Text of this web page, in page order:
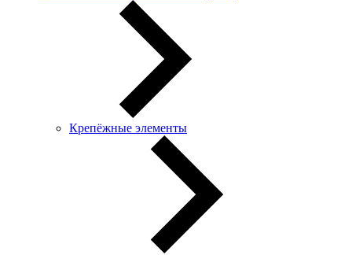
Крепёжные элементы